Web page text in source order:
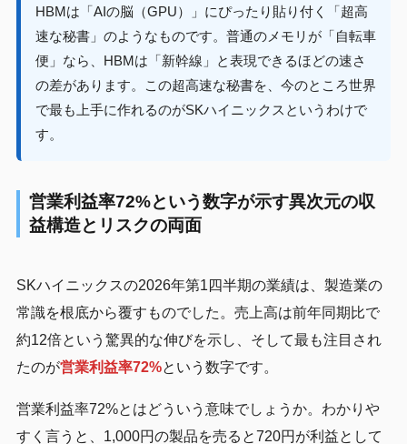
HBMは「AIの脳（GPU）」にぴったり貼り付く「超高
速な秘書」のようなものです。普通のメモリが「自転車
便」なら、HBMは「新幹線」と表現できるほどの速さ
の差があります。この超高速な秘書を、今のところ世界
で最も上手に作れるのがSKハイニックスというわけで
す。
営業利益率72%という数字が示す異次元の収
益構造とリスクの両面
SKハイニックスの2026年第1四半期の業績は、製造業の
常識を根底から覆すものでした。売上高は前年同期比で
約12倍という驚異的な伸びを示し、そして最も注目され
たのが営業利益率72%という数字です。
営業利益率72%とはどういう意味でしょうか。わかりや
すく言うと、1,000円の製品を売ると720円が利益として